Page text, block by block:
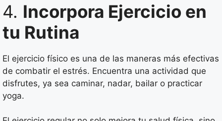
4. Incorpora Ejercicio en
tu Rutina
El ejercicio físico es una de las maneras más efectivas
de combatir el estrés. Encuentra una actividad que
disfrutes, ya sea caminar, nadar, bailar o practicar
yoga.